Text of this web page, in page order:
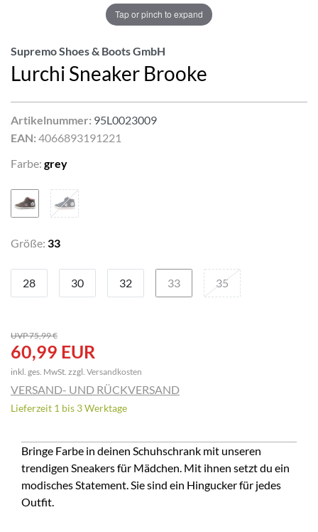
Tap or pinch to expand
Supremo Shoes & Boots GmbH
Lurchi Sneaker Brooke
Artikelnummer: 95L0023009
EAN: 4066893191221
Farbe: grey
Größe: 33
28 30 32 33 35
UVP 75,99 €
60,99 EUR
inkl. ges. MwSt. zzgl. Versandkosten
VERSAND- UND RÜCKVERSAND
Lieferzeit 1 bis 3 Werktage
Bringe Farbe in deinen Schuhschrank mit unseren
trendigen Sneakers für Mädchen. Mit ihnen setzt du ein
modisches Statement. Sie sind ein Hingucker für jedes
Outfit.